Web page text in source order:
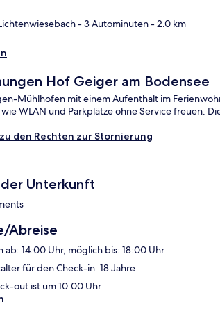
- 3 Autominuten- 2.0 km
Hof Geiger am Bodensee
Mühlhofen mit einem Aufenthalt im
WLAN und Parkplätze ohne Service freuen.
den Rechten zur Stornierung
Unterkunft
Abreise
ab: 14:00 Uhr, möglich bis: 18:00 Uhr
für den Check-in: 18 Jahre
out ist um 10:00 Uhr